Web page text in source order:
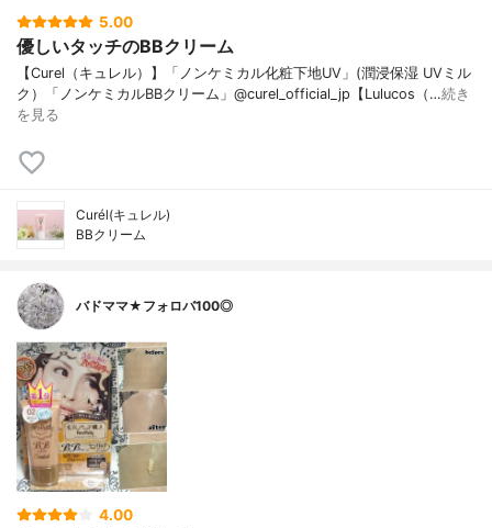
5.00
優しいタッチのBBクリーム
【Curel（キュレル）】「ノンケミカル化粧下地UV」(潤浸保湿 UVミル
ク）「ノンケミカルBBクリーム」@curel_official_jp【Lulucos（…続き
を見る
Curél(キュレル)
BBクリーム
バドママ★フォロバ100◎
4.00